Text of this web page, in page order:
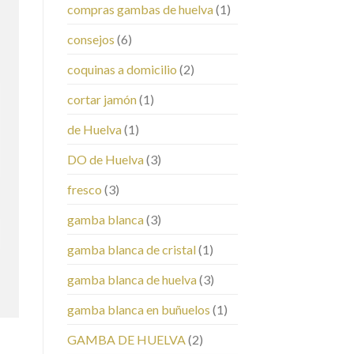
compras gambas de huelva(1)
consejos (6)
coquinas a domicilio (2)
cortar jamón(1)
de Huelva(1)
DO de Huelva(3)
fresco (3)
gamba blanca(3)
gamba blanca de cristal(1)
gamba blanca de huelva(3)
gamba blanca en buñuelos (1)
GAMBA DE HUELVA(2)